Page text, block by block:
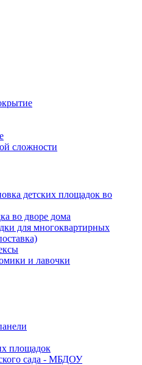
сложности
детских площадок во
во дворе дома
для многоквартирных
и лавочки
площадок
сада - МБДОУ